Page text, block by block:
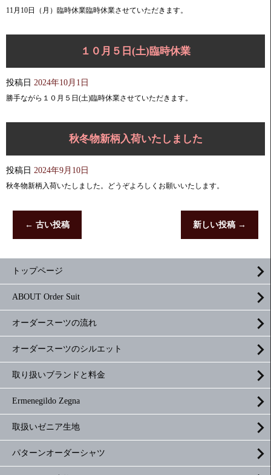
11月10日（月）臨時休業臨時休業させていただきます。
１０月５日(土)臨時休業
投稿日 2024年10月1日
勝手ながら１０月５日(土)臨時休業させていただきます。
秋冬物新柄入荷いたしました
投稿日 2024年9月10日
秋冬物新柄入荷いたしました。どうぞよろしくお願いいたします。
← 古い投稿 新しい投稿 →
トップページ
ABOUT Order Suit
オーダースーツの流れ
オーダースーツのシルエット
取り扱いブランドと料金
Ermenegildo Zegna
取扱いゼニア生地
パターンオーダーシャツ